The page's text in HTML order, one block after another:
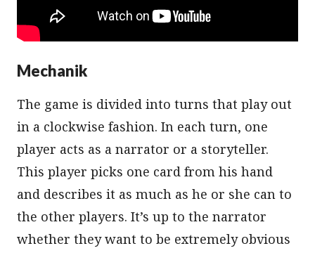
Mechanik
The game is divided into turns that play out
in a clockwise fashion. In each turn, one
player acts as a narrator or a storyteller.
This player picks one card from his hand
and describes it as much as he or she can to
the other players. It’s up to the narrator
whether they want to be extremely obvious